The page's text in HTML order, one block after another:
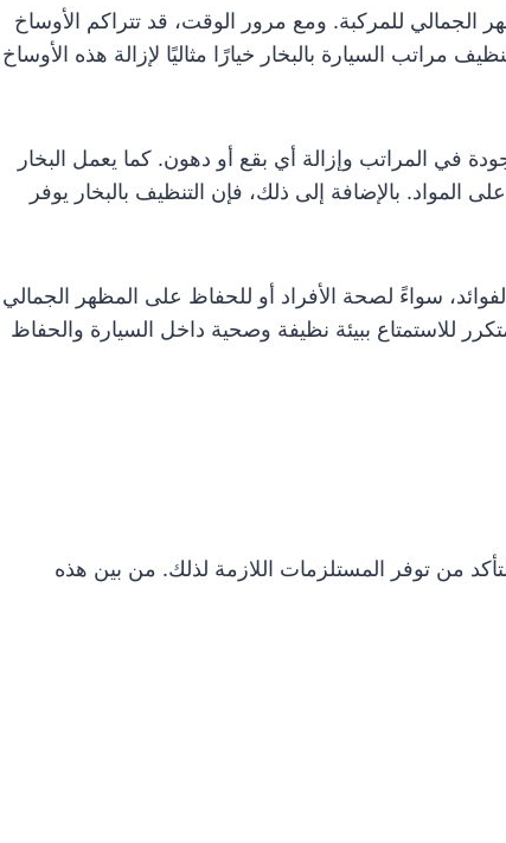
الجمالي للمركبة. ومع مرور الوقت، قد تتراكم الأوساخ
مراتب السيارة بالبخار خيارًا مثاليًا لإزالة هذه الأوساخ
في المراتب وإزالة أي بقع أو دهون. كما يعمل البخار
المواد. بالإضافة إلى ذلك، فإن التنظيف بالبخار يوفر
سواءً لصحة الأفراد أو للحفاظ على المظهر الجمالي
للاستمتاع ببيئة نظيفة وصحية داخل السيارة والحفاظ
من توفر المستلزمات اللازمة لذلك. من بين هذه